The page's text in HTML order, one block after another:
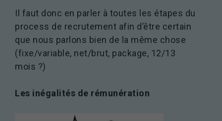
Il faut donc en parler à toutes les étapes du
process de recrutement afin d’être certain
que nous parlons bien de la même chose
(fixe/variable, net/brut, package, 12/13
mois ?)
Les inégalités de rémunération
améliorer la
fonctionnalité
et la
structure du
site Web, en
fonction de
est utilisé.